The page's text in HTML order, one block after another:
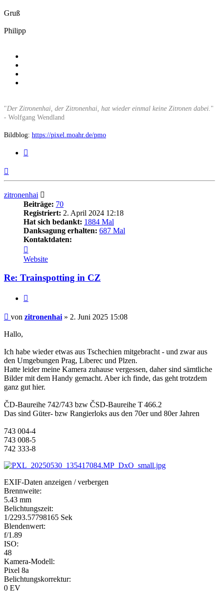
Gruß
Philipp
"Der Zitronenhai, der Zitronenhai, hat wieder einmal keine Zitronen dabei. "
- Wolfgang Wendland
Bildblog: https://pixel.moahr.de/pmo
zitronenhai
Beiträge: 70
Registriert: 2. April 2024 12:18
Hat sich bedankt: 1884 Mal
Danksagung erhalten: 687 Mal
Kontaktdaten:
von
zitronenhai
Website
Re: Trainspotting in CZ
Beitrag
von zitronenhai » 2. Juni 2025 15:08
Hallo,
Ich habe wieder etwas aus Tschechien mitgebracht - und zwar aus
den Umgebungen Prag, Liberec und Plzen.
Hatte leider meine Kamera zuhause vergessen, daher sind sämtliche
Bilder mit dem Handy gemacht. Aber ich finde, das geht trotzdem
ganz gut hier.
ČD-Baureihe 742/743 bzw ČSD-Baureihe T 466.2
Das sind Güter- bzw Rangierloks aus den 70er und 80er Jahren
743 004-4
743 008-5
742 333-8
EXIF-Daten anzeigen / verbergen
Brennweite:
5.43 mm
Belichtungszeit:
1/2293.57798165 Sek
Blendenwert:
f/1.89
ISO:
48
Kamera-Modell:
Pixel 8a
Belichtungskorrektur:
0 EV